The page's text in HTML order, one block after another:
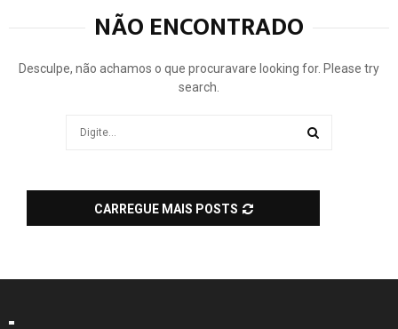
NÃO ENCONTRADO
Desculpe, não achamos o que procuravare looking for. Please try
search.
CARREGUE MAIS POSTS